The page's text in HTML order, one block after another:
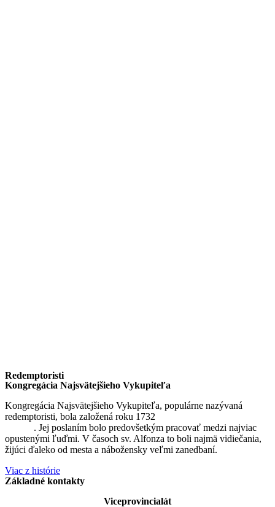
Redemptoristi
Kongregácia Najsvätejšieho Vykupiteľa
Kongregácia Najsvätejšieho Vykupiteľa, populárne nazývaná
redemptoristi, bola založená roku 1732
. Jej poslaním bolo predovšetkým pracovať medzi najviac
opustenými ľuďmi. V časoch sv. Alfonza to boli najmä vidiečania,
žijúci ďaleko od mesta a nábožensky veľmi zanedbaní.
Viac z histórie
Základné kontakty
Viceprovincialát